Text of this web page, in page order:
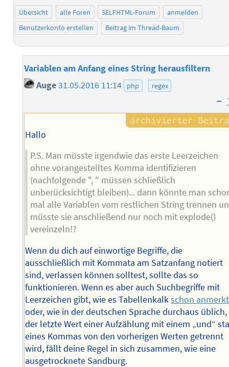
Übersicht alle Foren SELFHTML-Forum
anmelden
Benutzerkonto erstellen
Beitrag im Thread-Baum
Variablen am Anfang eines String herausfiltern
Auge31.05.2016 11:14 php regex
–
Hallo
P.S. Man müsste irgendwie das erste Leerzeichen
ohne vorangestelltes Komma identifizieren
(nachfolgende ", " müssen schließlich
unberücksichtigt bleiben)... dann könnte man
mal alle Variablen vom restlichen String trennen
müsste sie anschließend nur noch mit explode()
vereinzeln!?
Wenn du dich auf einwortige Begriffe, die
ausschließlich mit Kommata am Satzanfang notiert
sind, verlassen können solltest, sollte das so
funktionieren. Wenn es aber auch Suchbegriffe mit
Leerzeichen gibt, wie es Tabellenkalkschon
oder, wie in der deutschen Sprache durchaus üblich,
der letzte Wert einer Aufzählung mit einem „und“
eines Kommas von den vorherigen Werten getrennt
wird, fällt deine Regel in sich zusammen, wie eine
ausgetrocknete Sandburg.